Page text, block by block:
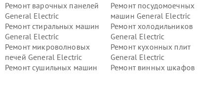
Ремонт варочных панелей
General Electric
Ремонт посудомоечных
машин General Electric
Ремонт стиральных машин
General Electric
Ремонт холодильников
General Electric
Ремонт микроволновых
печей General Electric
Ремонт кухонных плит
General Electric
Ремонт сушильных машин
Ремонт винных шкафов